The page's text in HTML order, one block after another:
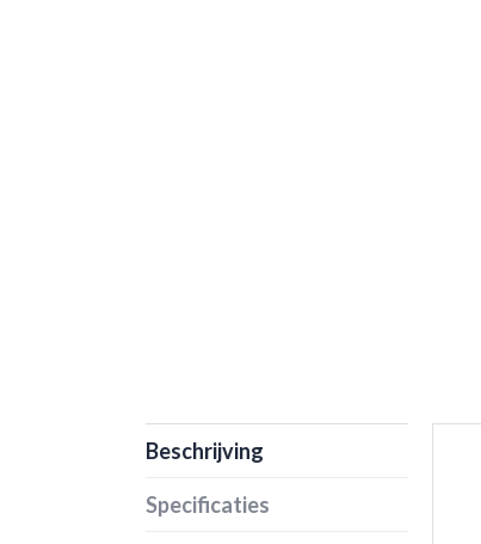
Beschrijving
Specificaties